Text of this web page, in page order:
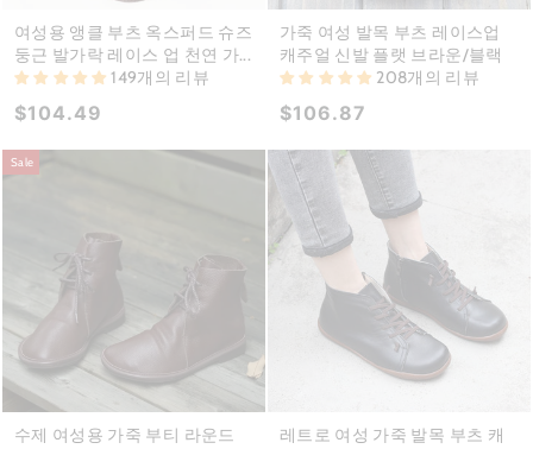
여성용 앵클 부츠 옥스퍼드 슈즈
둥근 발가락 레이스 업 천연 가...
149개의 리뷰
$104.49
가죽 여성 발목 부츠 레이스업
캐주얼 신발 플랫 브라운/블랙
208개의 리뷰
$106.87
Sale
수제 여성용 가죽 부티 라운드
레트로 여성 가죽 발목 부츠 캐